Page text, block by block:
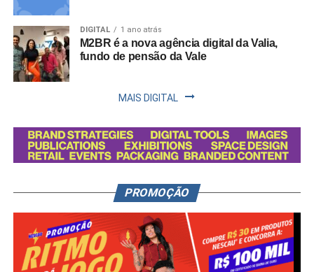
DIGITAL 1 ano atrás
M2BR é a nova agência digital da Valia,
fundo de pensão da Vale
MAIS DIGITAL
PROMOÇÃO